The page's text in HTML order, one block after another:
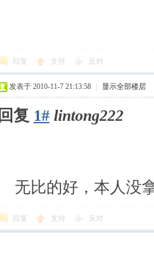
回复 支持 反对
发表于 2010-11-7 21:13:58 显示全部楼层
回复 1# lintong222
无比的好，本人没
回复 支持 反对